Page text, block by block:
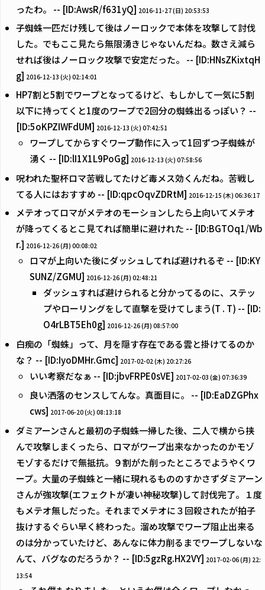
ったわ。 -- [ID:AwsR/f631yQ] 2016-11-27 (日) 20:53:53
子蜘蛛一匹だけ残して後はノーロックで本体を攻撃して討伐
した。でもここ見たら無限湧きじゃないんだね。数さえ減ら
せれば後はノーロック攻撃で安定だった。 -- [ID:HNsZKixtqH
g] 2016-12-13 (火) 02:14:01
HP7割と5割でワープとなってるけど、もしかして一気に5割
以下に持ってくと1度のワープで2回分の蜘蛛出るっぽい？ --
[ID:5oKPZIWFdUM] 2016-12-13 (火) 07:42:51
ワープしてからすぐワープ動作に入って1回ずつ子蜘蛛が
湧く -- [ID:lI1X1L9PoGg] 2016-12-13 (火) 07:58:56
呪われた聖杯ロマ苦戦してたけど毒メス効くんだね。苦戦し
てる人にはおすすめ -- [ID:qpcOqvZDRtM] 2016-12-15 (木) 06:36:17
メテオってロマがメテオのモーションしたら上向いてメテオ
が降ってくるとこ見てれば簡単に避けれた -- [ID:BGTOq1/Wb
r.] 2016-12-26 (月) 00:08:02
ロマが上向いた後にダッシュしてれば避けれるぞ -- [ID:KY
SUNZ/ZGMU] 2016-12-26 (月) 02:48:21
ダッシュすれば避けられると分かってるのに、ステッ
プやローリングをして直撃を受けてしまう(T . T) -- [ID:
O4rLBT5Eh0g] 2016-12-26 (月) 08:57:00
白痴の「蜘蛛」って、月を隠す存在である雲と掛けてるのか
な？ -- [ID:IyoDMHr.Gmc] 2017-02-02 (木) 20:27:26
いい考察だなぁ -- [ID:jbvFRPE0sVE] 2017-02-03 (金) 07:36:39
良い洒落のセンスしてんな。真面目に。 -- [ID:EaDZGPhx
cws] 2017-06-20 (火) 08:13:18
ダミアーンさんと最初の子蜘蛛一掃した後、二人で横から挟
んで攻撃しまくったら、ロマがワープ出来なかったのかモゾ
モゾするだけで無抵抗。９割がた削ったところでようやくワ
ープ。大量の子蜘蛛と一緒に現れるもののすかさずダミアーン
さんが強攻撃(エフェクトが凄い神秘攻撃)して討伐完了。１度
もメテオ無しだった。それまでメテオに３回殺されたが拍子
抜けするぐらい早く終わった。溜め攻撃でワープ阻止出来る
のは分かっていたけど、あんなに体力削るまでワープしないな
んて、バグなのだろうか？ -- [ID:5gzRg.HX2VY] 2017-02-06 (月) 22:
13:54